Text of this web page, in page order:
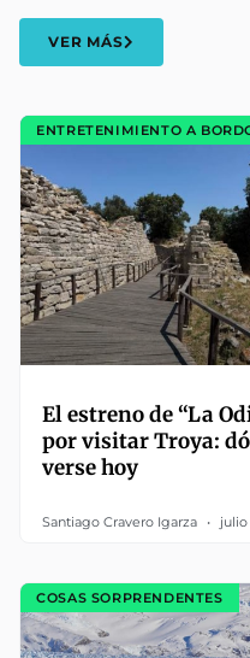
VER MÁS
ENTRETENIMIENTO A
El estreno de “La
por visitar Troya:
verse hoy
Santiago Cravero Igarza julio
COSAS SORPRENDENTES